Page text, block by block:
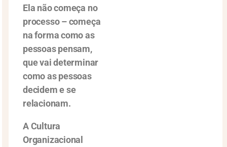
Ela não começa no
processo – começa
na forma como as
pessoas pensam,
que vai determinar
como as pessoas
decidem e se
relacionam.
A Cultura
Organizacional